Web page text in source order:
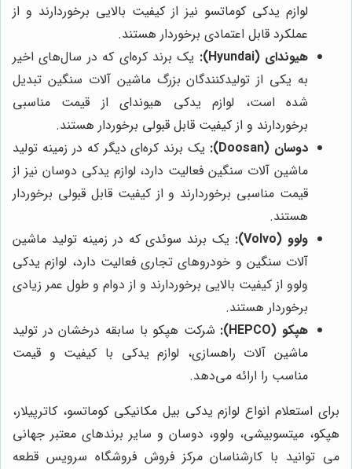
لوازم یدکی کوماتسو نیز از کیفیت بالایی برخوردارند و از
عملکرد قابل اعتمادی برخوردار هستند.
هیوندای (Hyundai):
یک برند کره‌ای که در سال‌های اخیر
به یکی از تولیدکنندگان بزرگ ماشین آلات سنگین تبدیل
شده است، لوازم یدکی هیوندای از قیمت مناسبی
برخوردارند و از کیفیت قابل قبولی برخوردار هستند.
دوسان (Doosan):
یک برند کره‌ای دیگر که در زمینه تولید
ماشین آلات سنگین فعالیت دارد، لوازم یدکی دوسان نیز از
قیمت مناسبی برخوردارند و از کیفیت قابل قبولی برخوردار
هستند.
ولوو (Volvo):
یک برند سوئدی که در زمینه تولید ماشین
آلات سنگین و خودروهای تجاری فعالیت دارد، لوازم یدکی
ولوو از کیفیت بالایی برخوردارند و از دوام و طول عمر زیادی
برخوردار هستند.
هپکو (HEPCO):
شرکت هپکو با سابقه درخشان در تولید
ماشین آلات راهسازی، لوازم یدکی با کیفیت و قیمت
مناسب را ارائه می‌دهد.
برای استعلام انواع لوازم یدکی بیل مکانیکی کوماتسو، کاترپیلار،
هپکو، میتسوبیشی، ولوو، دوسان و سایر برندهای معتبر جهانی
می توانید با کارشناسان مرکز فروش فروشگاه سرویس قطعه